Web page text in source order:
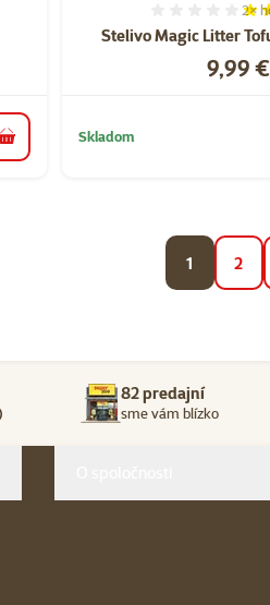
do košíka
Stelivo Magic Litter
2×
Cena
9,99 €
Skladom
1 2
82 predajní
sme vám blízko